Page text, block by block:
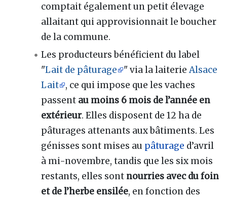
comptait également un petit élevage
allaitant qui approvisionnait le boucher
de la commune.
Les producteurs bénéficient du label
"Lait de pâturage " via la laiterieAlsace
Lait
, ce qui impose que les vaches
passent au moins 6 mois de l’année en
extérieur. Elles disposent de 12 ha de
pâturages attenants aux bâtiments. Les
génisses sont mises au pâturage d’avril
à mi-novembre, tandis que les six mois
restants, elles sont nourries avec du foin
et de l’herbe ensilée, en fonction des